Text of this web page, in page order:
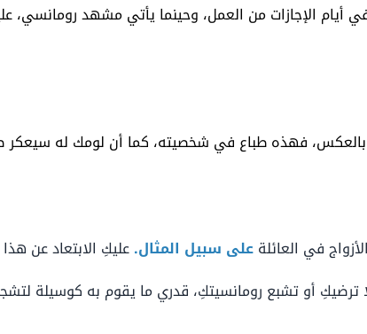
الإجازات من العمل، وحينما يأتي مشهد رومانسي،
فهذه طباع في شخصيته، كما أن لومك له سيعكر
في العائلةعلى سبيل المثال.عليكِ الابتعاد عن
أو تشبع رومانسيتكِ، قدري ما يقوم به كوسيلة